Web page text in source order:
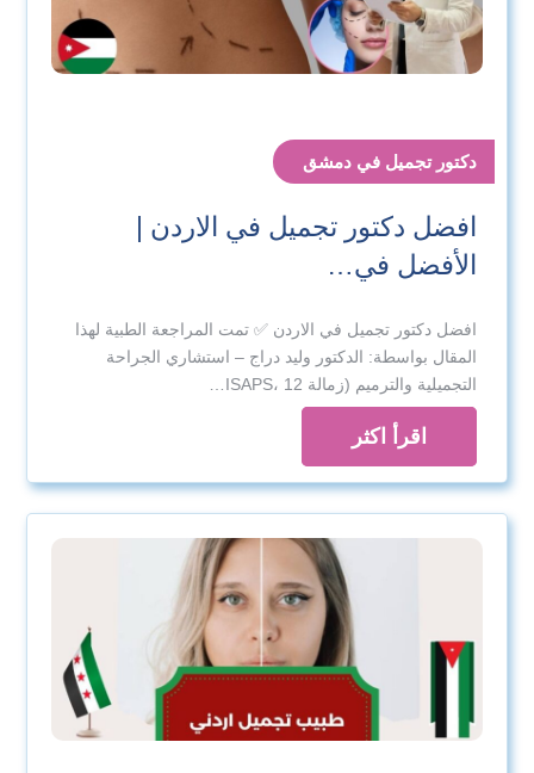
دكتور تجميل في دمشق
افضل دكتور تجميل في الاردن |
الأفضل في…
افضل دكتور تجميل في الاردن ✅ تمت المراجعة الطبية لهذا
المقال بواسطة: الدكتور وليد دراج – استشاري الجراحة
التجميلية والترميم (زمالة ISAPS، 12…
اقرأ اكثر
د. وليد دراج ود. هيفاء بيطار
مركز الدراج التجميلي – دمشق
استشارة تجميلية داخل دمشق
مركزالدراج التجميلي
قرارك التجميلي يبدأ باستشارة مطمئنة وخطة واضحة